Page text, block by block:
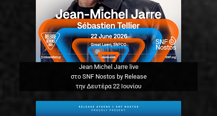
Jean Michel Jarre live
στο SNF Nostos by Release
την Δευτέρα 22 Ιουνίου